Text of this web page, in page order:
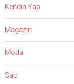
Kendin Yap
Magazin
Moda
Saç